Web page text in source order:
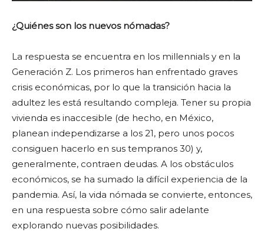
¿Quiénes son los nuevos nómadas?
La respuesta se encuentra en los millennials y en la
Generación Z. Los primeros han enfrentado graves
crisis económicas, por lo que la transición hacia la
adultez les está resultando compleja. Tener su propia
vivienda es inaccesible (de hecho, en México,
planean independizarse a los 21, pero unos pocos
consiguen hacerlo en sus tempranos 30) y,
generalmente, contraen deudas. A los obstáculos
económicos, se ha sumado la difícil experiencia de la
pandemia. Así, la vida nómada se convierte, entonces,
en una respuesta sobre cómo salir adelante
explorando nuevas posibilidades.